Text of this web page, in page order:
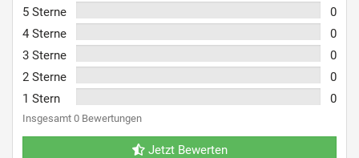
5 Sterne
0
4 Sterne
0
3 Sterne
0
2 Sterne
0
1 Stern
0
Insgesamt 0 Bewertungen
Jetzt Bewerten